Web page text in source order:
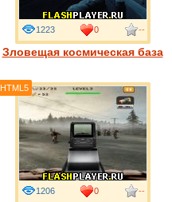
Зловещая космическая база
1223 0 --
1206 0 --
HTML5